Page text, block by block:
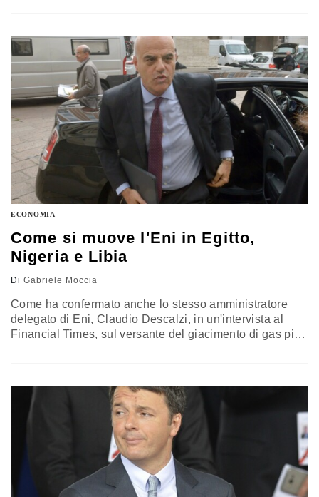
nel paese dopo la sigla degli accordi sul nucleare degli
ayatollah…
ECONOMIA
Come si muove l'Eni in Egitto,
Nigeria e Libia
Di Gabriele Moccia
Come ha confermato anche lo stesso amministratore
delegato di Eni, Claudio Descalzi, in un'intervista al
Financial Times, sul versante del giacimento di gas più
nazionale, che ne è proprietaria al cento per cento,
avrebbe ricevuto manifestazioni informali di…